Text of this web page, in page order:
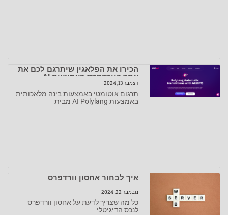
הכירו את הפלאגין שיתרגם לכם את
אתר הוורדפרס באמצעות AI
דצמבר 13, 2024
תרגום אוטומטי באמצעות בינה מלאכותית
באמצעות AI Polylang מבית
איך לבחור אחסון וורדפרס
נובמבר 22, 2024
כל מה שצריך לדעת על אחסון וורדפרס
לנכס הדיגיטלי